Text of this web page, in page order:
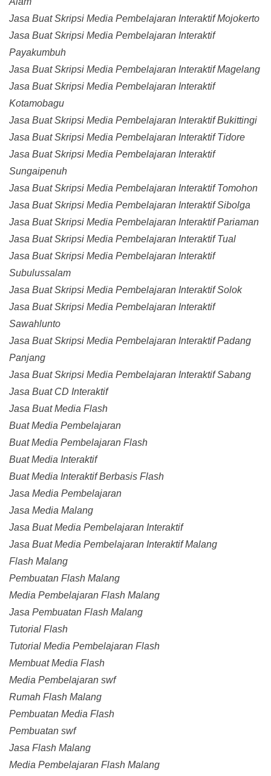
Jasa Buat Skripsi Media Pembelajaran Interaktif Mojokerto
Jasa Buat Skripsi Media Pembelajaran Interaktif
Payakumbuh
Jasa Buat Skripsi Media Pembelajaran Interaktif Magelang
Jasa Buat Skripsi Media Pembelajaran Interaktif
Kotamobagu
Jasa Buat Skripsi Media Pembelajaran Interaktif Bukittingi
Jasa Buat Skripsi Media Pembelajaran Interaktif Tidore
Jasa Buat Skripsi Media Pembelajaran Interaktif
Sungaipenuh
Jasa Buat Skripsi Media Pembelajaran Interaktif Tomohon
Jasa Buat Skripsi Media Pembelajaran Interaktif Sibolga
Jasa Buat Skripsi Media Pembelajaran Interaktif Pariaman
Jasa Buat Skripsi Media Pembelajaran Interaktif Tual
Jasa Buat Skripsi Media Pembelajaran Interaktif
Subulussalam
Jasa Buat Skripsi Media Pembelajaran Interaktif Solok
Jasa Buat Skripsi Media Pembelajaran Interaktif
Sawahlunto
Jasa Buat Skripsi Media Pembelajaran Interaktif Padang
Panjang
Jasa Buat Skripsi Media Pembelajaran Interaktif Sabang
Jasa Buat CD Interaktif
Jasa Buat Media Flash
Buat Media Pembelajaran
Buat Media Pembelajaran Flash
Buat Media Interaktif
Buat Media Interaktif Berbasis Flash
Jasa Media Pembelajaran
Jasa Media Malang
Jasa Buat Media Pembelajaran Interaktif
Jasa Buat Media Pembelajaran Interaktif Malang
Flash Malang
Pembuatan Flash Malang
Media Pembelajaran Flash Malang
Jasa Pembuatan Flash Malang
Tutorial Flash
Tutorial Media Pembelajaran Flash
Membuat Media Flash
Media Pembelajaran swf
Rumah Flash Malang
Pembuatan Media Flash
Pembuatan swf
Jasa Flash Malang
Media Pembelajaran Flash Malang